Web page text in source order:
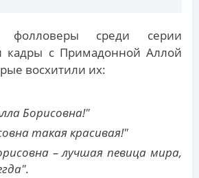
фолловеры среди серии
кадры с Примадонной Аллой
восхитили их:
Борисовна!"
такая красивая!"
– лучшая певица мира,